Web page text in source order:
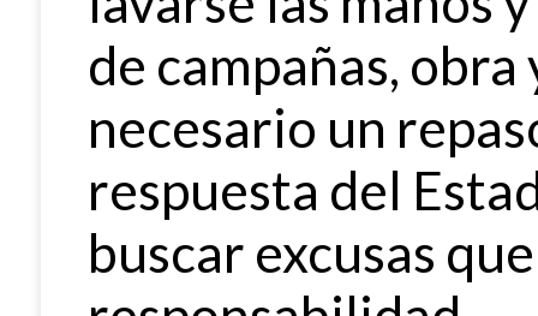
de campañas,
necesario un
respuesta del
buscar excusas